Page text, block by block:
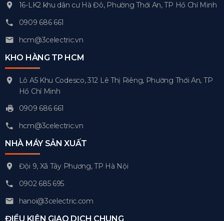
16-LK2 khu dân cư Hà Đô, Phường Thới An, TP Hồ Chí Minh
0909 686 661
hcm@3celectric.vn
KHO HÀNG TP HCM
Lô A5 Khu Codesco, 312 Lê Thị Riêng, Phường Thới An, TP
Hồ Chí Minh
0909 686 661
hcm@3celectric.vn
NHÀ MÁY SẢN XUẤT
Đội 9, Xã Tây Phương, TP Hà Nội
0902 685 695
hanoi@3celectric.com
ĐIỀU KIỆN GIAO DỊCH CHUNG